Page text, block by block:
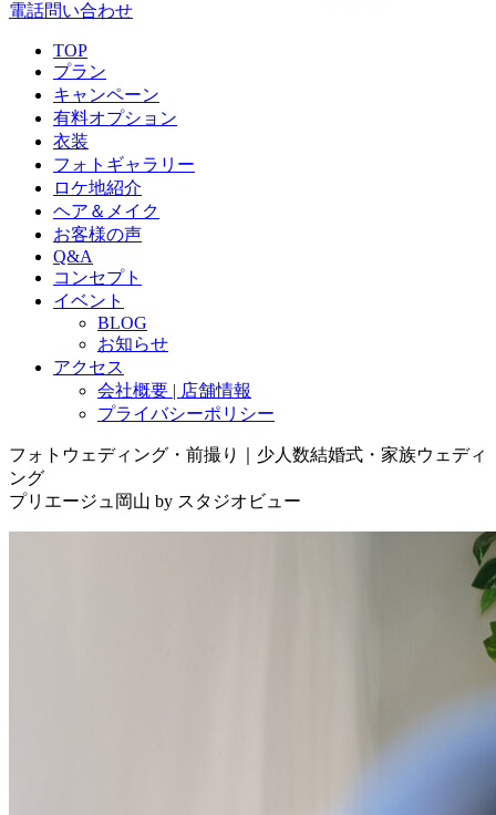
電話問い合わせ
TOP
プラン
キャンペーン
有料オプション
衣装
フォトギャラリー
ロケ地紹介
ヘア＆メイク
お客様の声
Q&A
コンセプト
イベント
BLOG
お知らせ
アクセス
会社概要 | 店舗情報
プライバシーポリシー
フォトウェディング・前撮り｜少人数結婚式・家族ウェディ
ング
プリエージュ岡山 by スタジオビュー